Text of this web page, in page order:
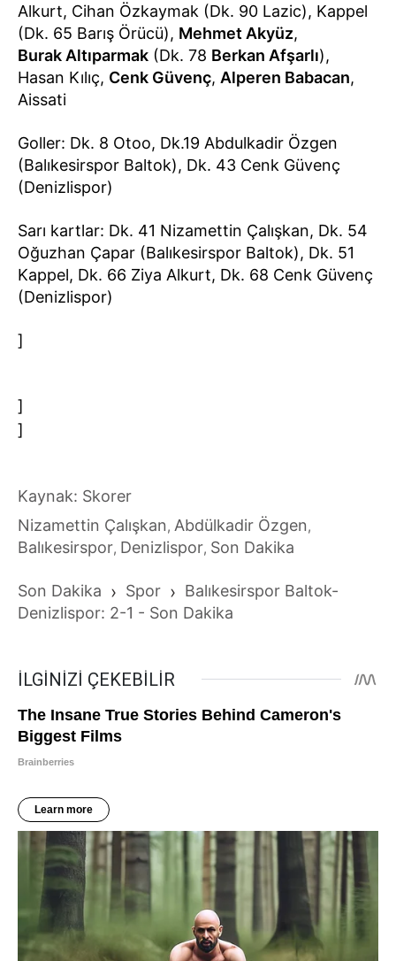
Alkurt, Cihan Özkaymak (Dk. 90 Lazic), Kappel
(Dk. 65 Barış Örücü), Mehmet Akyüz,
Burak Altıparmak (Dk. 78 Berkan Afşarlı),
Hasan Kılıç, Cenk Güvenç, Alperen Babacan,
Aissati
Goller: Dk. 8 Otoo, Dk.19 Abdulkadir Özgen
(Balıkesirspor Baltok), Dk. 43 Cenk Güvenç
(Denizlispor)
Sarı kartlar: Dk. 41 Nizamettin Çalışkan, Dk. 54
Oğuzhan Çapar (Balıkesirspor Baltok), Dk. 51
Kappel, Dk. 66 Ziya Alkurt, Dk. 68 Cenk Güvenç
(Denizlispor)
]
]
]
Kaynak: Skorer
Nizamettin Çalışkan, Abdülkadir Özgen,
Balıkesirspor, Denizlispor, Son Dakika
Son Dakika › Spor › Balıkesirspor Baltok-
Denizlispor: 2-1 - Son Dakika